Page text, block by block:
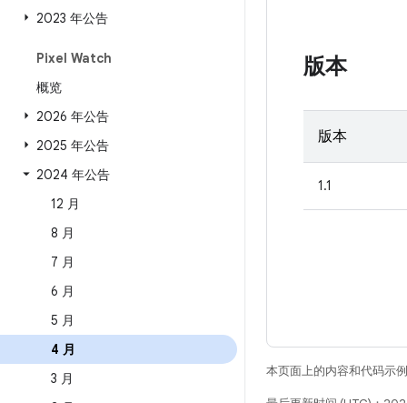
2023 年公告
Pixel Watch
概览
2026 年公告
2025 年公告
2024 年公告
12 月
8 月
7 月
6 月
5 月
4 月
3 月
版本
版本
1.1
本页面上的内容和代码示